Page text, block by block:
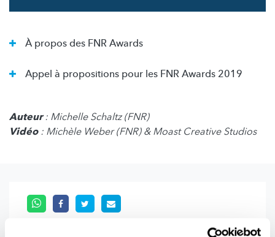
À propos des FNR Awards
Appel à propositions pour les FNR Awards 2019
Auteur: Michelle Schaltz (FNR)
Vidéo: Michèle Weber (FNR) & Moast Creative Studios